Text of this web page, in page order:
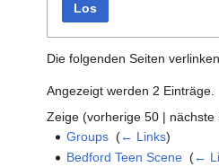
Los
Die folgenden Seiten
Angezeigt werden 2 Einträge.
Zeige (vorherige 50 | nächste
Groups ‎(← Links)
Bedford Teen Scene ‎(←